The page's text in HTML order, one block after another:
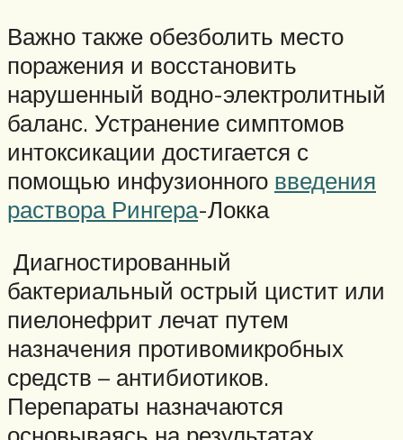
Важно также обезболить место
поражения и восстановить
нарушенный водно-электролитный
баланс. Устранение симптомов
интоксикации достигается с
помощью инфузионного введения
раствора Рингера-Локка
Диагностированный
бактериальный острый цистит или
пиелонефрит лечат путем
назначения противомикробных
средств – антибиотиков.
Перепараты назначаются